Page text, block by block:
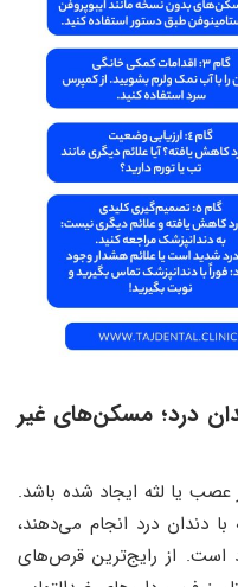
درد؛ مسکن‌های غیر
یا لثه ایجاد شده باشد.
با دندان درد انجام می‌دهند،
است. از رایج‌ترین قرص‌های